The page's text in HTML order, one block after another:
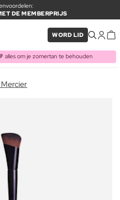
DE MEMBERPRIJS
WORD LID
alles om je zomertan te behouden
AAN